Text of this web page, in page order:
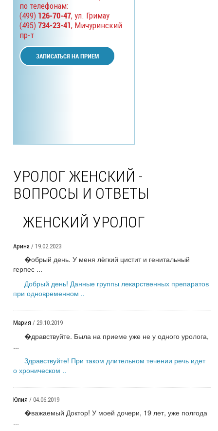
по телефонам:
(499) 126-70-47, ул. Гримау
(495) 734-23-41, Мичуринский
пр-т
ЗАПИСАТЬСЯ НА ПРИЕМ
УРОЛОГ ЖЕНСКИЙ -
ВОПРОСЫ И ОТВЕТЫ
ЖЕНСКИЙ УРОЛОГ
Арина / 19.02.2023
�обрый день. У меня лёгкий цистит и генитальный
герпес ...
Добрый день! Данные группы лекарственных препаратов
при одновременном ..
Мария / 29.10.2019
�дравствуйте. Была на приеме уже не у одного уролога,
...
Здравствуйте! При таком длительном течении речь идет
о хроническом ..
Юлия / 04.06.2019
�важаемый Доктор! У моей дочери, 19 лет, уже полгода
...